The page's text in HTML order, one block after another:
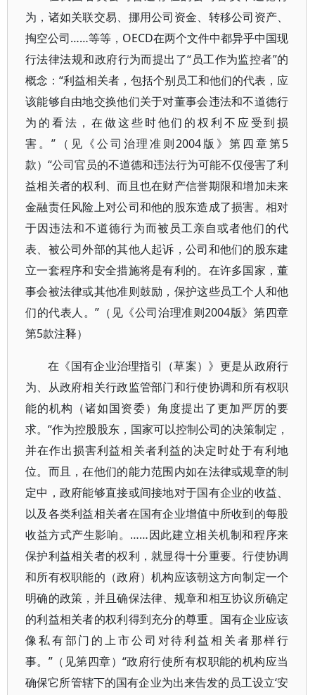
为，诸如关联交易、挪用公司资金、转移公司资产、
掏空公司……等等，OECD在两个文件中都异乎中国现
行法律法规和政府行为而提出了“员工作为监控者”的
概念：“利益相关者，包括个别员工和他们的代表，应
该能够自由地交换他们关于对董事会违法和不道德行
为的看法，在做这些时他们的权利不应受到损
害。”（见《公司治理准则2004版》第四章第5
款）“公司官员的不道德和违法行为可能不仅侵害了利
益相关者的权利、而且也在财产信誉期限和增加未来
金融责任风险上对公司和他的股东造成了损害。相对
于因违法和不道德行为而被员工亲自或者他们的代
表、被公司外部的其他人起诉，公司和他们的股东建
立一套程序和安全措施将是有利的。在许多国家，董
事会被法律或其他准则鼓励，保护这些员工个人和他
们的代表人。”（见《公司治理准则2004版》第四章
第5款注释）
在《国有企业治理指引（草案）》更是从政府行
为、从政府相关行政监管部门和行使协调和所有权职
能的机构（诸如国资委）角度提出了更加严厉的要
求。“作为控股股东，国家可以控制公司的决策制定，
并在作出损害利益相关者利益的决定时处于有利地
位。而且，在他们的能力范围内如在法律或规章的制
定中，政府能够直接或间接地对于国有企业的收益、
以及各类利益相关者在国有企业增值中所收到的每股
收益方式产生影响。……因此建立相关机制和程序来
保护利益相关者的权利，就显得十分重要。行使协调
和所有权职能的（政府）机构应该朝这方向制定一个
明确的政策，并且确保法律、规章和相互协议所确定
的利益相关者的权利得到充分的尊重。国有企业应该
像私有部门的上市公司对待利益相关者那样行
事。”（见第四章）“政府行使所有权职能的机构应当
确保它所管辖下的国有企业为出来告发的员工设立‘安